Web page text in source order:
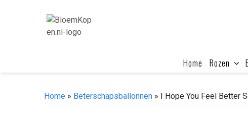
Home Rozen
Home » Beterschapsballonnen » I Hope You Feel Better